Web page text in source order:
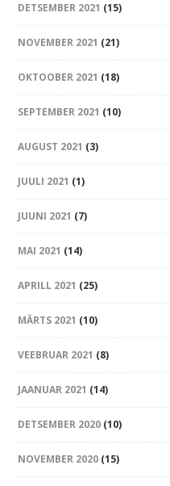
DETSEMBER 2021 (15)
NOVEMBER 2021 (21)
OKTOOBER 2021 (18)
SEPTEMBER 2021 (10)
AUGUST 2021 (3)
JUULI 2021 (1)
JUUNI 2021 (7)
MAI 2021 (14)
APRILL 2021 (25)
MÄRTS 2021 (10)
VEEBRUAR 2021 (8)
JAANUAR 2021 (14)
DETSEMBER 2020 (10)
NOVEMBER 2020 (15)